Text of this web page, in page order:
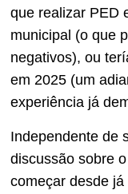
que realizar PED
municipal (o que
negativos), ou
em 2025 (um
experiência já
Independente de
discussão sobre
começar desde